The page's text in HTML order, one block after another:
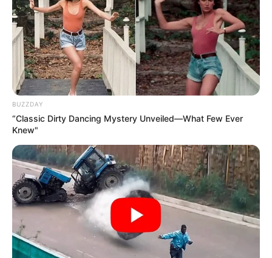
Ofrecen $300 millones por
‘John Fiera’: habría
ordenado el crimen de 4
personas en Remedios,
Antioquia
CARGAR MÁS
TEMAS DESTACADOS
EMERGENCIAS POR LLUVIAS
FUERTES LLUVIAS
VIA AL LLANO
LIGA BETPLAY
METRO DE MEDELLÍN
CORTES DE LUZ
CORTES DE AGUA
BUZZDAY
“Classic Dirty Dancing Mystery Unveiled—What Few Ever
Knew"